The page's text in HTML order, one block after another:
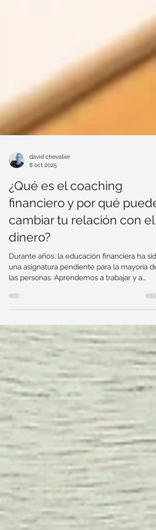
8 oct 2025
¿Qué es el coaching
financiero y por qué puede
cambiar tu relación con el
dinero?
Durante años, la educación financiera ha sido
una asignatura pendiente para la mayoría de
las personas. Aprendemos a trabajar y a